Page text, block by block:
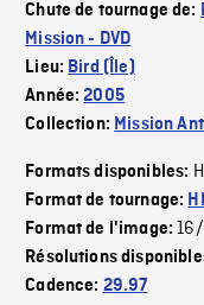
Chute de tournage de:
Mission - DVD
Lieu: Bird (Île)
Année:2005
Collection: Mission
Formats disponibles:
Format de tournage:
Format de l'image:
Résolutions
Cadence: 29.97